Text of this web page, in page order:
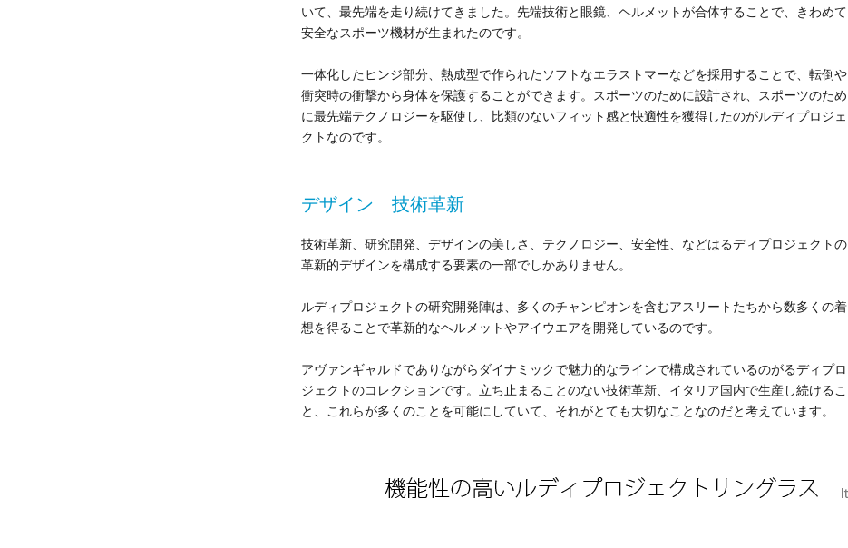
いて、最先端を走り続けてきました。先端技術と眼鏡、ヘルメットが合体することで、きわめて
安全なスポーツ機材が生まれたのです。
一体化したヒンジ部分、熱成型で作られたソフトなエラストマーなどを採用することで、転倒や
衝突時の衝撃から身体を保護することができます。スポーツのために設計され、スポーツのため
に最先端テクノロジーを駆使し、比類のないフィット感と快適性を獲得したのがルディプロジェ
クトなのです。
デザイン 技術革新
技術革新、研究開発、デザインの美しさ、テクノロジー、安全性、などはるディプロジェクトの
革新的デザインを構成する要素の一部でしかありません。
ルディプロジェクトの研究開発陣は、多くのチャンピオンを含むアスリートたちから数多くの着
想を得ることで革新的なヘルメットやアイウエアを開発しているのです。
アヴァンギャルドでありながらダイナミックで魅力的なラインで構成されているのがるディプロ
ジェクトのコレクションです。立ち止まることのない技術革新、イタリア国内で生産し続けるこ
と、これらが多くのことを可能にしていて、それがとても大切なことなのだと考えています。